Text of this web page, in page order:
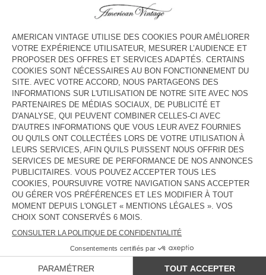
Livraison estiméeentre le mardi 11 août et le jeudi 13 août
AJOUTER AU PANIER
VOIR LA DISPONIBILITE EN MAGASIN
DESCRIPTION
TAILLE ET COUPE
COMPOSITION
ENTRETIEN
TRAÇABILITÉ
LIVRAISON ET RETOURS
DANS LA MÊME MATIÈRE